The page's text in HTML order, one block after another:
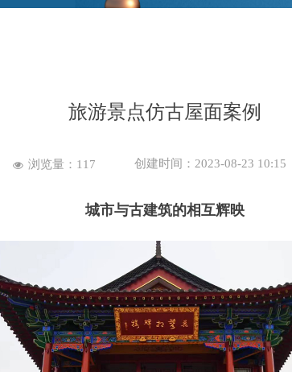
旅游景点仿古屋面案例
城市与古建筑的相互辉映
创建时间： 2023-08-23 10:15
넶 浏览量： 117